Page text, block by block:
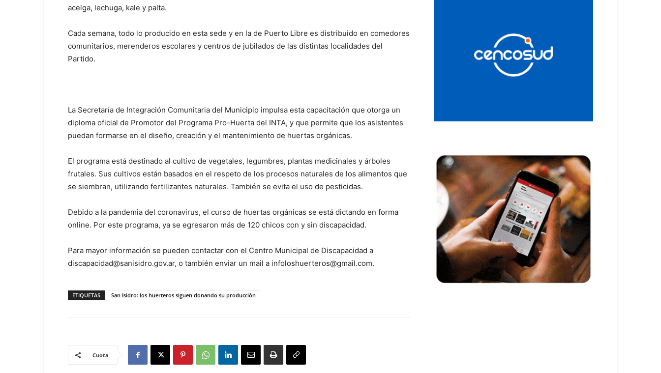
acelga, lechuga, kale y palta.
Cada semana, todo lo producido en esta sede y en la de Puerto Libre es distribuido en comedores
comunitarios, merenderos escolares y centros de jubilados de las distintas localidades del
Partido.
La Secretaría de Integración Comunitaria del Municipio impulsa esta capacitación que otorga un
diploma oficial de Promotor del Programa Pro-Huerta del INTA, y que permite que los asistentes
puedan formarse en el diseño, creación y el mantenimiento de huertas orgánicas.
El programa está destinado al cultivo de vegetales, legumbres, plantas medicinales y árboles
frutales. Sus cultivos están basados en el respeto de los procesos naturales de los alimentos que
se siembran, utilizando fertilizantes naturales. También se evita el uso de pesticidas.
Debido a la pandemia del coronavirus, el curso de huertas orgánicas se está dictando en forma
online. Por este programa, ya se egresaron más de 120 chicos con y sin discapacidad.
Para mayor información se pueden contactar con el Centro Municipal de Discapacidad a
discapacidad@sanisidro.gov.ar, o también enviar un mail a infoloshuerteros@gmail.com.
ETIQUETAS San Isidro: los huerteros siguen donando su producción
Cuota